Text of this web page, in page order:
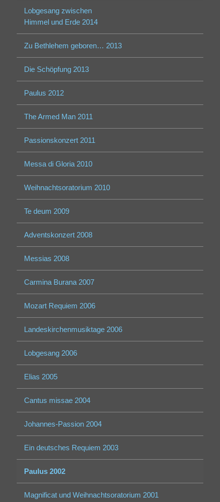
Lobgesang zwischen
Himmel und Erde 2014
Zu Bethlehem geboren… 2013
Die Schöpfung 2013
Paulus 2012
The Armed Man 2011
Passionskonzert 2011
Messa di Gloria 2010
Weihnachtsoratorium 2010
Te deum 2009
Adventskonzert 2008
Messias 2008
Carmina Burana 2007
Mozart Requiem 2006
Landeskirchenmusiktage 2006
Lobgesang 2006
Elias 2005
Cantus missae 2004
Johannes-Passion 2004
Ein deutsches Requiem 2003
Paulus 2002
Magnificat und Weihnachtsoratorium 2001